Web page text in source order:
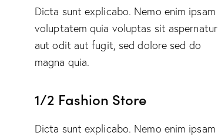
Dicta sunt explicabo. Nemo enim ipsam
voluptatem quia voluptas sit aspernatur
aut odit aut fugit, sed dolore sed do
magna quia.
1/2 Fashion Store
Dicta sunt explicabo. Nemo enim ipsam